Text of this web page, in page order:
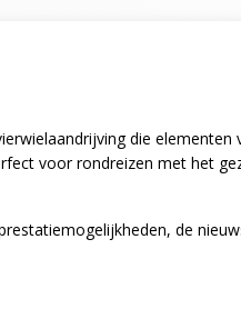
die elementen
voor rondreizen met het
de